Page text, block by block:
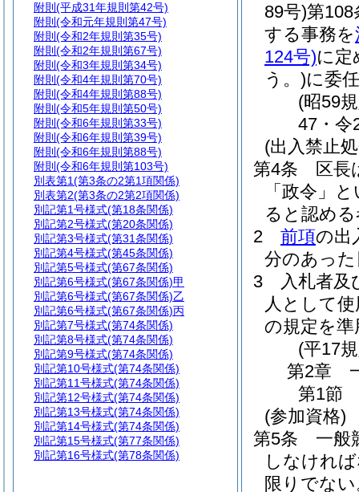
89号)第108
する事務を
124号)に定
う。)に委
(昭59
47・令
(出入禁止
第4条
区長
「政令」
ると認め
2
前項の出
分のあっ
3
入札者及
人として
の規定を
(平17
第2章
第1節
(参加資格)
第5条
一般
しなけれ
限りでな
附則 (平成31年規則第42号)
附則 (令和元年規則第47号)
附則 (令和2年規則第35号)
附則 (令和2年規則第67号)
附則 (令和3年規則第34号)
附則 (令和4年規則第70号)
附則 (令和4年規則第88号)
附則 (令和5年規則第50号)
附則 (令和6年規則第33号)
附則 (令和6年規則第39号)
附則 (令和6年規則第88号)
附則 (令和6年規則第103号)
別表第1(第3条の2第1項関係)
別表第2(第3条の2第2項関係)
別記第1号様式(第18条関係)
別記第2号様式(第20条関係)
別記第3号様式(第31条関係)
別記第4号様式(第45条関係)
別記第5号様式(第67条関係)
別記第6号様式(第67条関係)甲
別記第6号様式(第67条関係)乙
別記第6号様式(第67条関係)丙
別記第7号様式(第74条関係)
別記第8号様式(第74条関係)
別記第9号様式(第74条関係)
別記第10号様式(第74条関係)
別記第11号様式(第74条関係)
別記第12号様式(第74条関係)
別記第13号様式(第74条関係)
別記第14号様式(第74条関係)
別記第15号様式(第77条関係)
別記第16号様式(第78条関係)